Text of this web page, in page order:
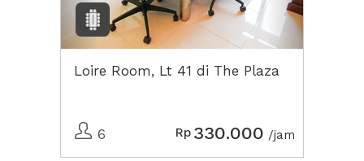
Loire Room, Lt 41 di The Plaza
6 Rp 330.000 /jam